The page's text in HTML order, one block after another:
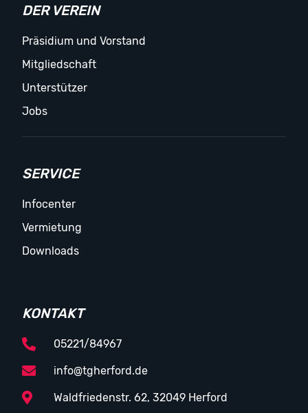
DER VEREIN
Präsidium und Vorstand
Mitgliedschaft
Unterstützer
Jobs
SERVICE
Infocenter
Vermietung
Downloads
KONTAKT
05221/84967
info@tgherford.de
Waldfriedenstr. 62, 32049 Herford